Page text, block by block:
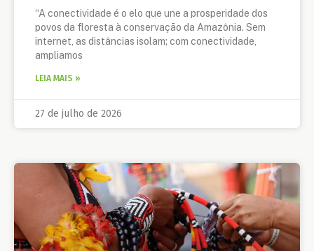
“A conectividade é o elo que une a prosperidade dos
povos da floresta à conservação da Amazônia. Sem
internet, as distâncias isolam; com conectividade,
ampliamos
LEIA MAIS »
27 de julho de 2026